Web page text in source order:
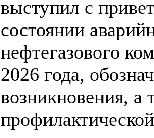
выступил с
состоянии
нефтегазового
2026 года,
возникновения, а